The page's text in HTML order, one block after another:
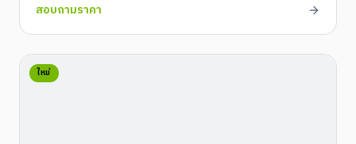
สอบถามราคา
ใหม่